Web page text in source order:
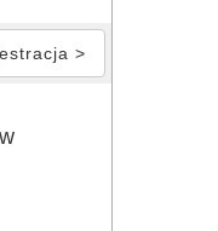
>